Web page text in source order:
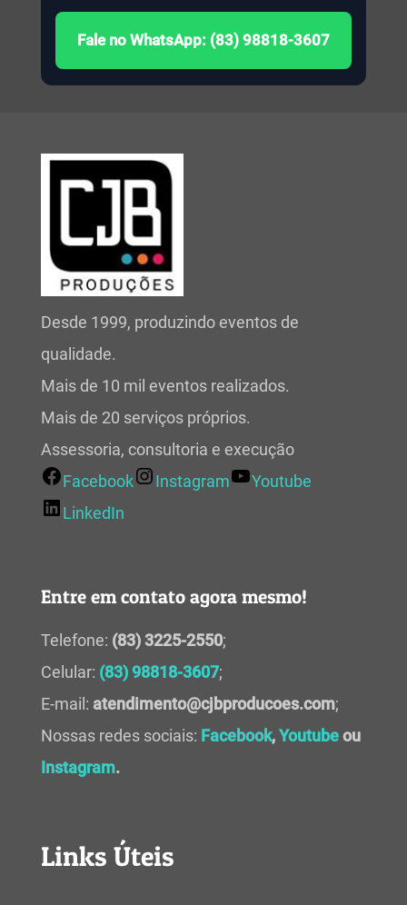
Fale no WhatsApp: (83) 98818-3607
Desde 1999, produzindo eventos de
qualidade.
Mais de 10 mil eventos realizados.
Mais de 20 serviços próprios.
Assessoria, consultoria e execução
Facebook
Instagram
Youtube
LinkedIn
Entre em contato agora mesmo!
Telefone: (83) 3225-2550;
Celular: (83) 98818-3607;
E-mail: atendimento@cjbproducoes.com;
Nossas redes sociais: Facebook,Youtubeou
Instagram.
Links Úteis